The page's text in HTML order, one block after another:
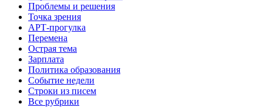
Проблемы и решения
Точка зрения
АРТ-прогулка
Перемена
Острая тема
Зарплата
Политика образования
Событие недели
Строки из писем
Все рубрики